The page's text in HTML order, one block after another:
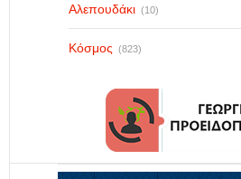
Αλεπουδάκι (10)
Κόσμος (823)